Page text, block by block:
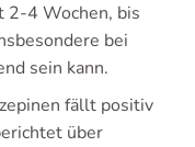
2-4 Wochen, bis
bei
sein kann.
fällt positiv
über